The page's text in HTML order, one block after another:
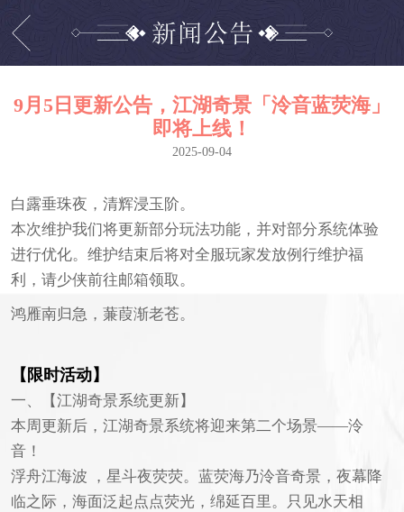
9月5日更新公告，江湖奇景「泠音蓝荧海」
即将上线！
2025-09-04
白露垂珠夜，清辉浸玉阶。
本次维护我们将更新部分玩法功能，并对部分系统体验
进行优化。维护结束后将对全服玩家发放例行维护福
利，请少侠前往邮箱领取。
鸿雁南归急，蒹葭渐老苍。
【限时活动】
一、【江湖奇景系统更新】
本周更新后，江湖奇景系统将迎来第二个场景——泠
音！
浮舟江海波 ，星斗夜荧荧。蓝荧海乃泠音奇景，夜幕降
临之际，海面泛起点点荧光，绵延百里。只见水天相